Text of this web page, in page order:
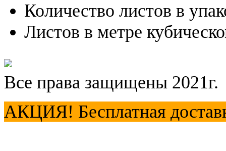
Количество листов в
Листов в метре
Все права защищены 2021г.
АКЦИЯ! Бесплатная